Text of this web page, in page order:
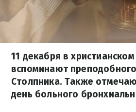
11 декабря в
вспоминают
Столпника. Также
день больного